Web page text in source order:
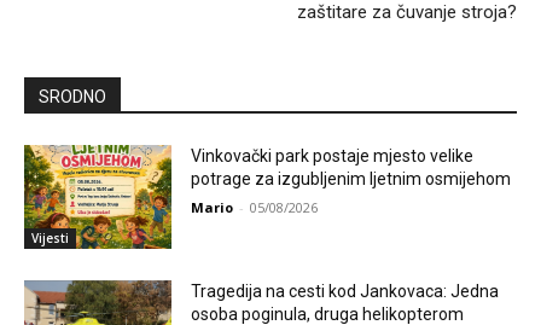
zaštitare za čuvanje stroja?
SRODNO
Vijesti
Vinkovački park postaje mjesto velike
potrage za izgubljenim ljetnim osmijehom
Mario - 05/08/2026
Tragedija na cesti kod Jankovaca: Jedna
osoba poginula, druga helikopterom